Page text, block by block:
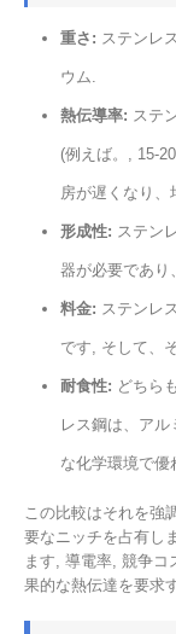
重さ: ステンレ
ウム.
熱伝導率: ステ
(例えば。, 15-
房が遅くなり、
形成性: ステン
器が必要であり
料金: ステンレ
です, そして、
耐食性: どちら
レス鋼は、ア
な化学環境で優
この比較はそれを強
要なニッチを占有し
ます, 導電率, 競争コ
果的な熱伝達を要求